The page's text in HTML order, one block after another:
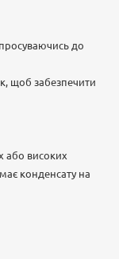
до
щоб забезпечити
або високих
конденсату на